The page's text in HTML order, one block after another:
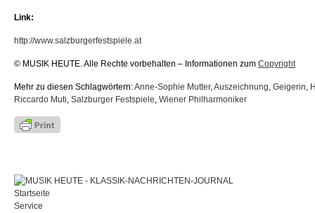
Link:
http://www.salzburgerfestspiele.at
© MUSIK HEUTE. Alle Rechte vorbehalten – Informationen zum Copyright
Mehr zu diesen Schlagwörtern:Anne-Sophie Mutter,Auszeichnung, Geigerin,
Riccardo Muti, Salzburger Festspiele, Wiener Philharmoniker
Startseite
Service